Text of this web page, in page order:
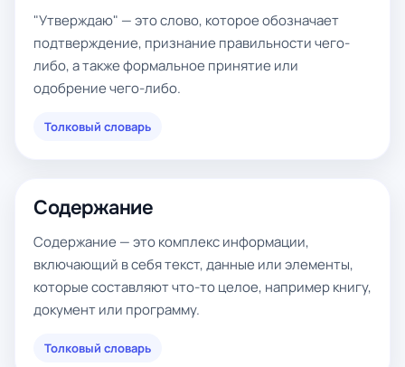
"Утверждаю" — это слово, которое обозначает
подтверждение, признание правильности чего-
либо, а также формальное принятие или
одобрение чего-либо.
Толковый словарь
Содержание
Содержание — это комплекс информации,
включающий в себя текст, данные или элементы,
которые составляют что-то целое, например книгу,
документ или программу.
Толковый словарь